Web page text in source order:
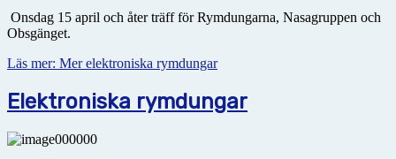
Onsdag 15 april och åter träff för Rymdungarna, Nasagruppen och
Obsgänget.
Läs mer: Mer elektroniska rymdungar
Elektroniska rymdungar